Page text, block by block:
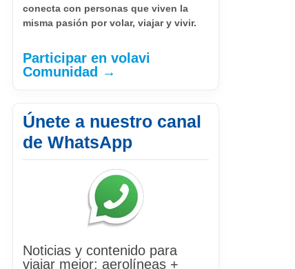
conecta con personas que viven la
misma pasión por volar, viajar y vivir.
Participar en volavi
Comunidad →
Únete a nuestro canal
de WhatsApp
Noticias y contenido para
viajar mejor: aerolíneas +